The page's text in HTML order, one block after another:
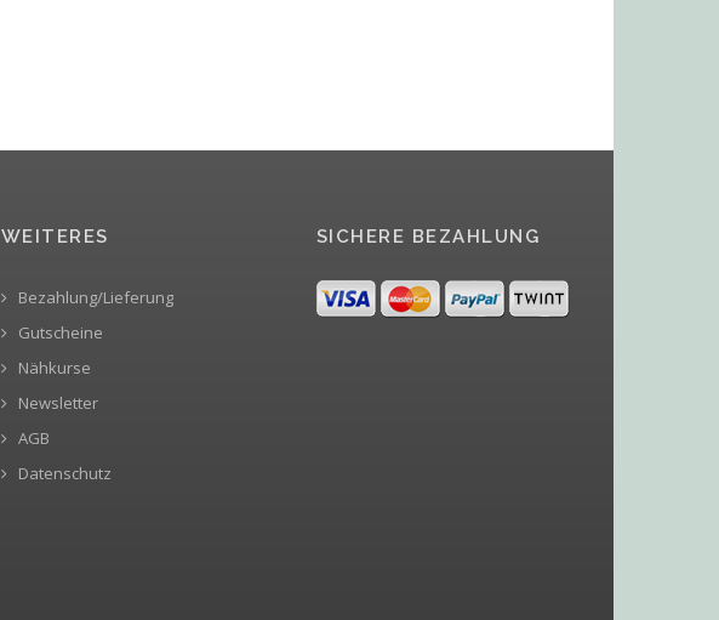
WEITERES
Bezahlung/Lieferung
Gutscheine
Nähkurse
Newsletter
AGB
Datenschutz
SICHERE BEZAHLUNG